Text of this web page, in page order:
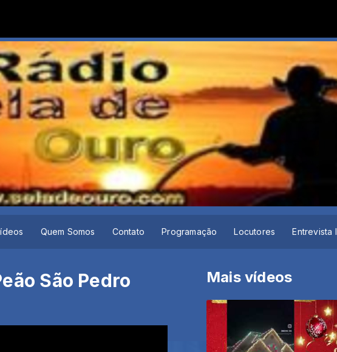
O MELHOR DA MUSICA SERTANEJA
_ Os Brutos e as Brutas do SERTANEJO REMIX _ Remix 2022 _002(MP3_160K)
Quem Somos Contato Programação Locutores Entrevista I
São Pedro
Mais vídeos